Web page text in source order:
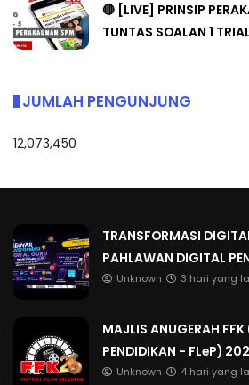
🔴 [LIVE] PRINSIP
TUNTAS SOALAN 1
JUMLAH PENGUNJUNG
12,073,450
TRANSFORMASI
PAHLAWAN DIGITAL
Unknown 3 hari yang
MAJLIS ANUGERAH FFK
PENDIDIKAN - FLeP)
Unknown 4 hari yang